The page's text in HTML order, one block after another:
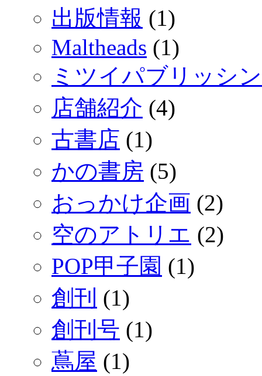
出版情報 (1)
Maltheads (1)
ミツイパブリッシ
店舗紹介 (4)
古書店 (1)
かの書房 (5)
おっかけ企画 (2)
空のアトリエ (2)
POP甲子園 (1)
創刊 (1)
創刊号 (1)
蔦屋 (1)